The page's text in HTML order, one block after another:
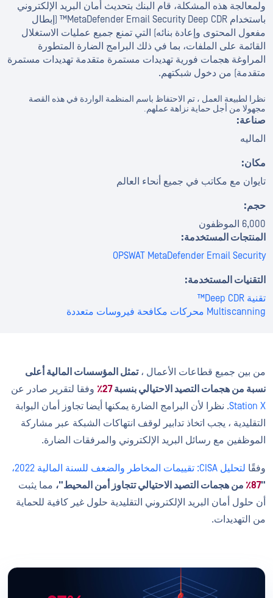
ولمعالجة هذه المشكلة، قام البنك بتحديث أمان البريد الإلكتروني
باستخدام MetaDefender Email Security Deep CDR™ (إبطال
مفعول المحتوى وإعادة بنائه) التي تمنع جميع عمليات الاستغلال
القائمة على الملفات، بما في ذلك البرامج الضارة المتطورة
المراوغة هجمات فورية تهديدات مستمرة متقدمة تهديدات مستمرة
متقدمة) من دخول شبكتهم.
نظرا لطبيعة العمل ، تم الاحتفاظ باسم المنظمة الواردة في هذه القصة
مجهولا من أجل حماية نزاهة عملهم.
صناعة:
الماليه
مكان:
تايوان مع مكاتب في جميع أنحاء العالم
حجم:
6,000 الموظفون
المنتجات المستخدمة:
OPSWAT MetaDefender Email Security
التقنيات المستخدمة:
تقنية Deep CDR™
Multiscanning محركات مكافحة فيروسات متعددة
من بين جميع قطاعات الأعمال ،تمثل المؤسسات المالية أعلى
نسبة من هجمات التصيد الاحتيالي بنسبة27٪
وفقا لتقرير صادر عن
Station X. نظرا لأن البرامج الضارة يمكنها أيضا تجاوز أمان البوابة
التقليدية ، يجب اتخاذ تدابير لوقف انتهاكات الشبكة عبر مشاركة
الموظفين مع رسائل البريد الإلكتروني والمرفقات الضارة.
وفقًا لتحليل CISA: تقييمات المخاطر والضعف للسنة المالية 2022،
"87٪ من هجمات التصيد الاحتيالي تتجاوز أمن المحيط"، مما يثبت
أن حلول أمان البريد الإلكتروني التقليدية حلول غير كافية للحماية
من التهديدات.